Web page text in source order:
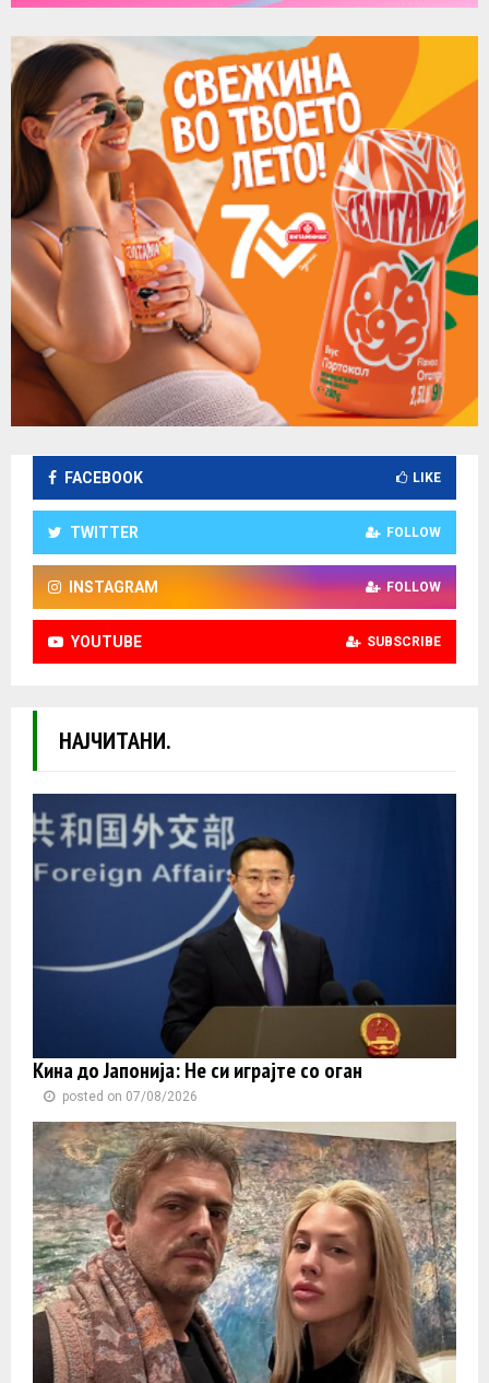
FACEBOOK LIKE
TWITTER FOLLOW
INSTAGRAM FOLLOW
YOUTUBE SUBSCRIBE
НАЈЧИТАНИ.
Кина до Јапонија: Не си играјте со оган
posted on 07/08/2026